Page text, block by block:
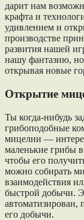
дарит нам
крафта и
удивлением и
производстве
развития нашей
нашу фантазию, но
открывая новые
Открытие
Ты когда-нибудь
грибоподобные
мицелии —
маленькие грибы
чтобы его
можно собирать
взаимодействия
быстрой добычи.
автоматизирован,
его добычи.